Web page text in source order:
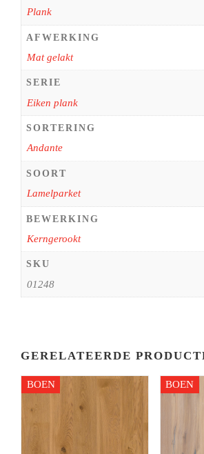
Plank
AFWERKING
Mat gelakt
SERIE
Eiken plank
SORTERING
Andante
SOORT
Lamelparket
BEWERKING
Kerngerookt
SKU
01248
GERELATEERDE
BOEN BOEN